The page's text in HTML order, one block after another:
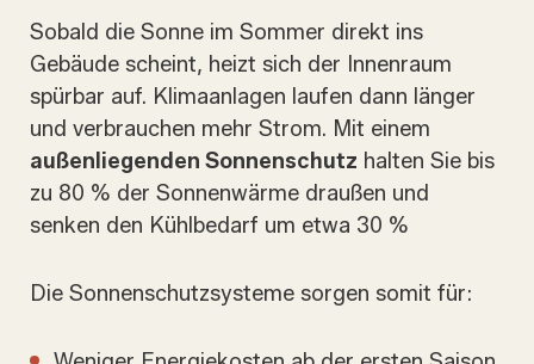
Sobald die Sonne im Sommer direkt ins
Gebäude scheint, heizt sich der Innenraum
spürbar auf. Klimaanlagen laufen dann länger
und verbrauchen mehr Strom. Mit einem
außenliegenden Sonnenschutz halten Sie bis
zu 80 % der Sonnenwärme draußen und
senken den Kühlbedarf um etwa 30 %
Die Sonnenschutzsysteme sorgen somit für: